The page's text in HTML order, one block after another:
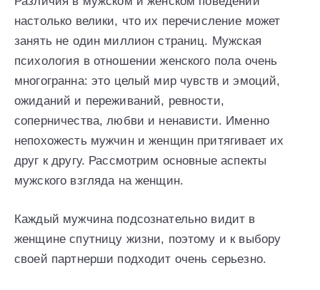
настолько велики, что их перечисление может
занять не один миллион страниц. Мужская
психология в отношении женского пола очень
многогранна: это целый мир чувств и эмоций,
ожиданий и переживаний, ревности,
соперничества, любви и ненависти. Именно
непохожесть мужчин и женщин притягивает их
друг к другу. Рассмотрим основные аспекты
мужского взгляда на женщин.
Каждый мужчина подсознательно видит в
женщине спутницу жизни, поэтому и к выбору
своей партнерши подходит очень серьезно.